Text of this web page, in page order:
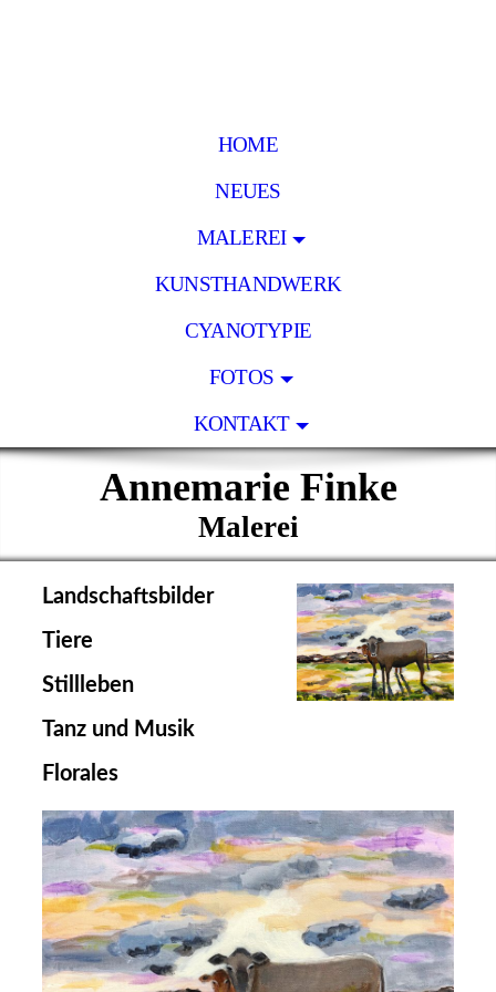
HOME
NEUES
MALEREI
KUNSTHANDWERK
CYANOTYPIE
FOTOS
KONTAKT
Annemarie Finke
Malerei
Landschaftsbilder
Tiere
Stillleben
Tanz und Musik
Florales